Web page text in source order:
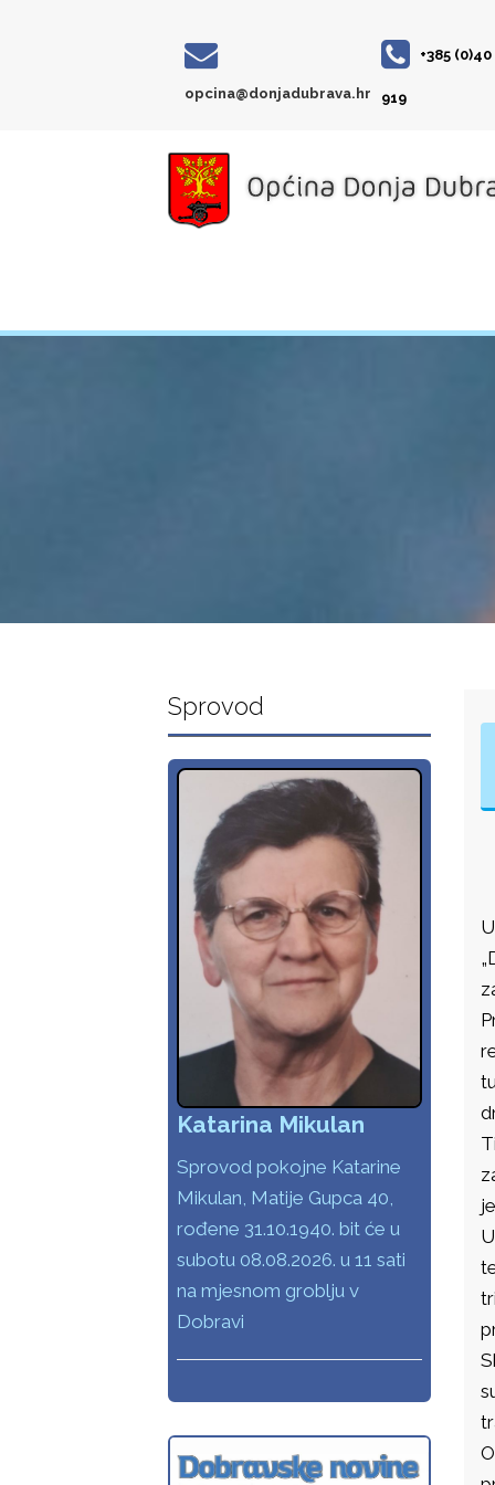
opcina@donjadubrava.hr
+385
919
Sprovod
Katarina Mikulan
Sprovod pokojne Katarine
Mikulan, Matije Gupca 40,
rođene 31.10.1940. bit će u
subotu 08.08.2026. u 11 sati
na mjesnom groblju v
Dobravi